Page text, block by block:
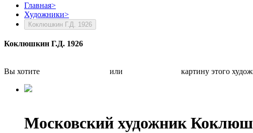
Главная>
Художники>
Коклюшкин Г.Д. 1926
Коклюшкин Г.Д. 1926
Вы хотите или картину этого
Московский художник